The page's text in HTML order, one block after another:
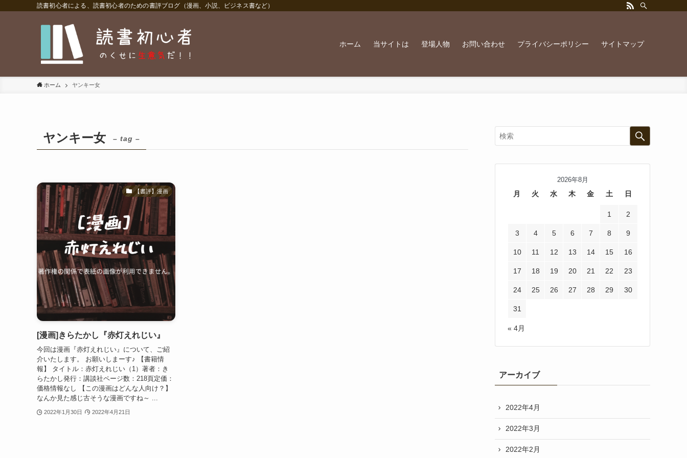
読書初心者による、読書初心者のための書評ブログ（漫画、小説、ビジネス書など）
ホーム 当サイトは 登場人物 お問い合わせ プライバシーポリシー サイトマップ
ホーム ヤンキー女
ヤンキー女 – tag –
【書評】漫画
[漫画]きらたかし『赤灯えれじい』
今回は漫画『赤灯えれじい』について、ご紹
介いたします。 お願いしまーす♪ 【書籍情
報】 タイトル：赤灯えれじい（1）著者：き
らたかし発行：講談社ページ数：218頁定価：
価格情報なし 【この漫画はどんな人向け？】
なんか見た感じ古そうな漫画ですね～ ...
2022年1月30日 2022年4月21日
2026年8月
月 火 水 木 金 土 日
1 2
3 4 5 6 7 8 9
10 11 12 13 14 15 16
17 18 19 20 21 22 23
24 25 26 27 28 29 30
31
« 4月
アーカイブ
2022年4月
2022年3月
2022年2月